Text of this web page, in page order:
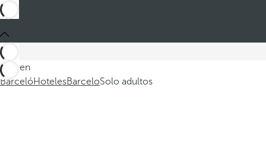
Está en
BarcelóHotelesBarceloSolo adultos